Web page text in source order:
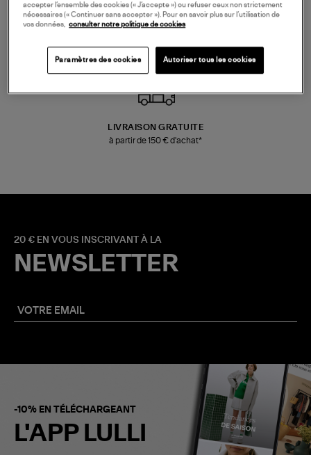
LIVRAISON GRATUITE
à partir de 150 € d'achat*
20 € EN VOUS INSCRIVANT À LA
NEWSLETTER
-10% EN TÉLÉCHARGEANT
L'APP LULLI
accepter l’ensemble des cookies (« J’accepte ») ou refuser ceux non strictement
nécessaires (« Continuer sans accepter »). Pour en savoir plus sur l’utilisation de
vos données, consulter notre politique de cookies
Paramètres des cookies Autoriser tous les cookies